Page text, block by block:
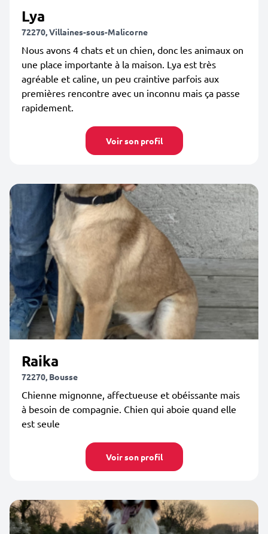
Lya
72270, Villaines-sous-Malicorne
Nous avons 4 chats et un chien, donc les animaux on
une place importante à la maison. Lya est très
agréable et caline, un peu craintive parfois aux
premières rencontre avec un inconnu mais ça passe
rapidement.
Voir son profil
Raika
72270, Bousse
Chienne mignonne, affectueuse et obéissante mais
à besoin de compagnie. Chien qui aboie quand elle
est seule
Voir son profil